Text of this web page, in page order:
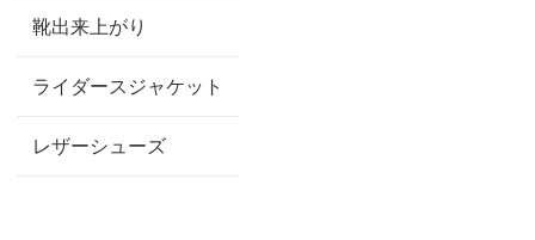
靴出来上がり
ライダースジャケット
レザーシューズ